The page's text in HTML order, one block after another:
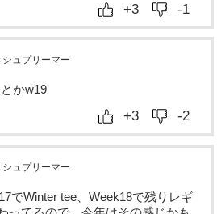
+3 -1
ュプリーマー
かw19
+3 -2
ュプリーマー
でWinter tee、Week18で残りレギ